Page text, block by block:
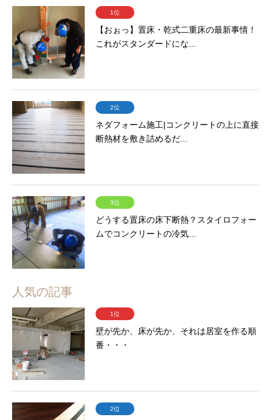
1位
【おぉっ】置床・乾式二重床の最新事情！
これがスタンダードにな...
2位
ネダフォーム施工|コンクリートの上に直接
断熱材を敷き詰めるだ...
3位
どうする置床の床下断熱？スタイロフォー
ムでコンクリートの冷気...
人気の記事
1位
壁が先か、床が先か、それは居室を作る順
番・・・
2位